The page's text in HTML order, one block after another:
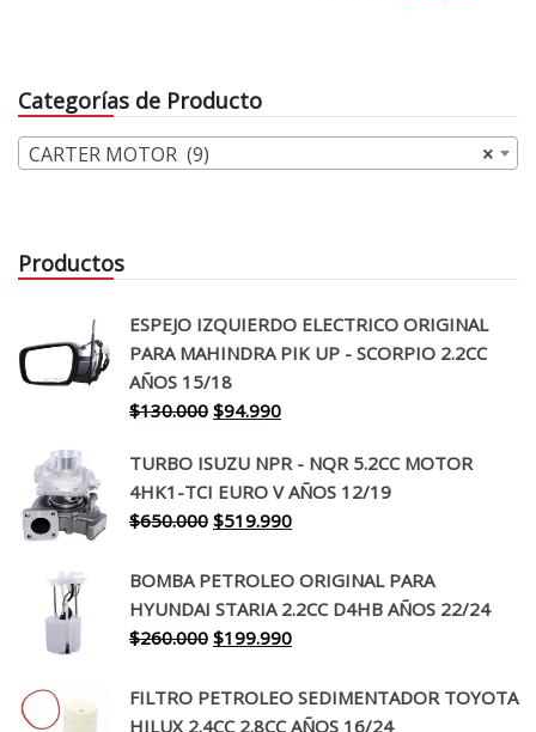
Categorías de Producto
×
CARTER MOTOR (9)
Productos
ESPEJO IZQUIERDO ELECTRICO ORIGINAL
PARA MAHINDRA PIK UP - SCORPIO 2.2CC
AÑOS 15/18
$130.000 El
original
era:
$130.000.
$94.990El
actual
es:
$94.990.
TURBO ISUZU NPR - NQR 5.2CC MOTOR
4HK1-TCI EURO V AÑOS 12/19
$650.000 El
original
era:
$650.000.
$519.990El
actual
es:
$519.990.
BOMBA PETROLEO ORIGINAL PARA
HYUNDAI STARIA 2.2CC D4HB AÑOS 22/24
$260.000 El
original
era:
$199.990El
actual
es:
FILTRO PETROLEO SEDIMENTADOR TOYOTA
HILUX 2.4CC 2.8CC AÑOS 16/24